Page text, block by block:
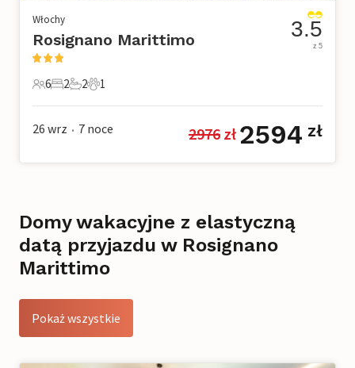
Włochy
Rosignano Marittimo
6 Goście
6
2 Sypialnie
2
2 Łazienki
2
1 Zwierzę domowe
1
3.5
z 5
26 wrz • 7 noce 2976 zł 2594 zł
Domy wakacyjne z elastyczną
datą przyjazdu w Rosignano
Marittimo
Pokaż wszystkie